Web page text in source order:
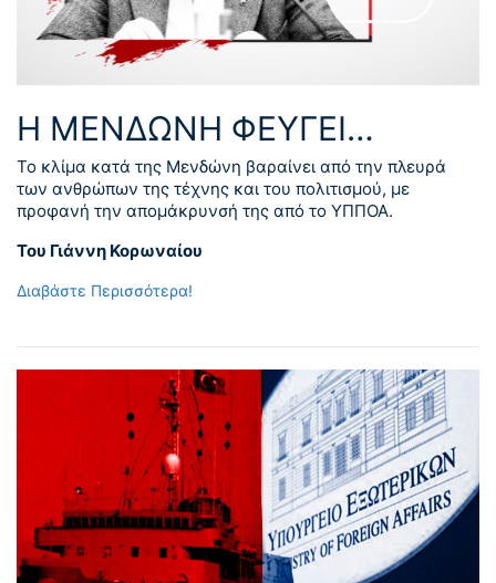
Η ΜΕΝΔΩΝΗ ΦΕΥΓΕΙ…
Το κλίμα κατά της Μενδώνη βαραίνει από την πλευρά
των ανθρώπων της τέχνης και του πολιτισμού, με
προφανή την απομάκρυνσή της από το ΥΠΠΟΑ.
Του Γιάννη Κορωναίου
Διαβάστε Περισσότερα!